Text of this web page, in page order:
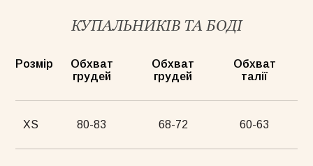
КУПАЛЬНИКІВ ТА БОДІ
Розмір
Обхват
грудей
Обхват
грудей
Обхват
талії
XS 80-83 68-72 60-63